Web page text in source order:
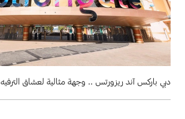
دبي باركس آند ريزورتس .. وجهة مثالية لعشاق الترفيه